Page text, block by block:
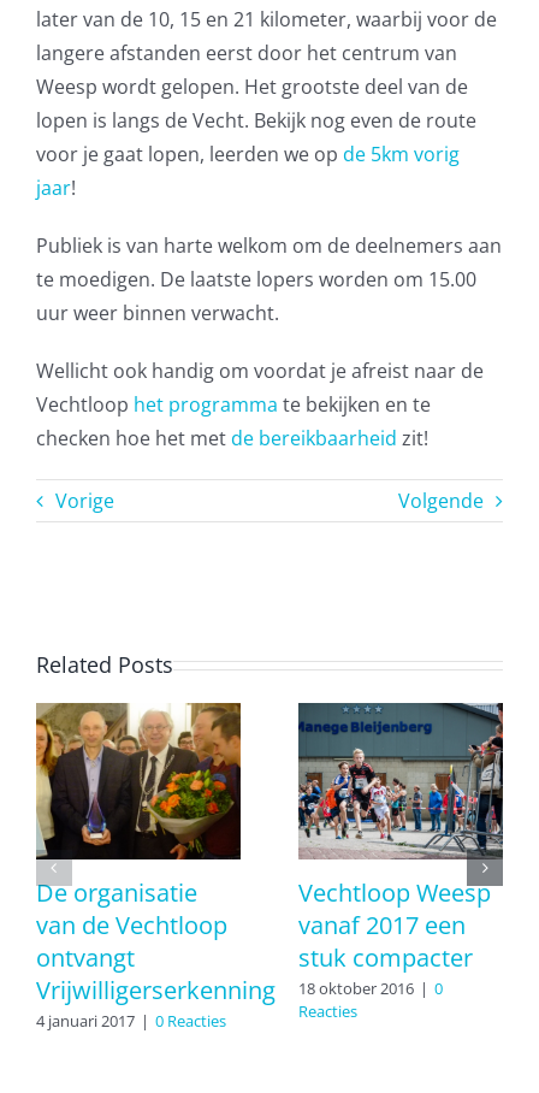
later van de 10, 15 en 21 kilometer, waarbij voor de
langere afstanden eerst door het centrum van
Weesp wordt gelopen. Het grootste deel van de
lopen is langs de Vecht. Bekijk nog even de route
voor je gaat lopen, leerden we op de 5km vorig
jaar!
Publiek is van harte welkom om de deelnemers aan
te moedigen. De laatste lopers worden om 15.00
uur weer binnen verwacht.
Wellicht ook handig om voordat je afreist naar de
Vechtloop het programma te bekijken en te
checken hoe het metde bereikbaarheid zit!
Vorige Volgende
Related Posts
De organisatie
van de Vechtloop
ontvangt
Vrijwilligerserkenning
4 januari 2017 | 0 Reacties
Vechtloop Weesp
vanaf 2017 een
stuk compacter
18 oktober 2016 | 0
Reacties